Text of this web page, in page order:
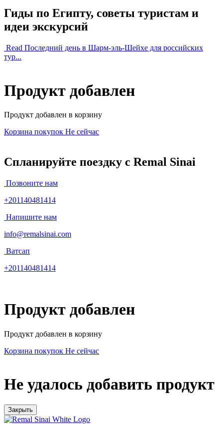
Гиды по Египту, советы туристам и
идеи экскурсий
Read Последний день в Шарм-эль-Шейхе для российских
тур...
Продукт добавлен
Продукт добавлен в корзину
Корзина покупок Не сейчас
Спланируйте поездку с Remal Sinai
Позвоните нам
+201140481414
Напишите нам
info@remalsinai.com
Ватсап
+201140481414
Продукт добавлен
Продукт добавлен в корзину
Корзина покупок Не сейчас
Не удалось добавить продукт
Закрыть